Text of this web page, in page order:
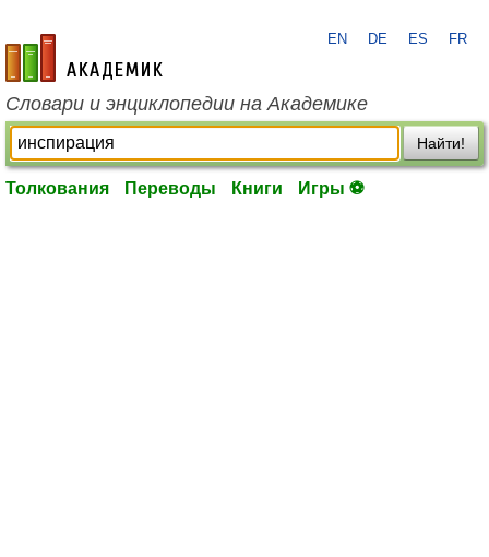
academic.ru
EN DE ES FR
Словари и энциклопедии на Академике
Найти!
Толкования Переводы Книги Игры ⚽